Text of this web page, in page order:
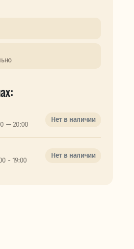
— 20:00
Нет в наличии
- 19:00
Нет в наличии